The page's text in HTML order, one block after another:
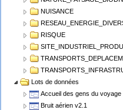
NUISANCE
RISQUE
Lots de données
Accueil des gens du voyage
Bruit aérien v2.1